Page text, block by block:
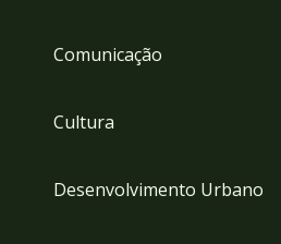
Comunicação
Cultura
Desenvolvimento Urbano